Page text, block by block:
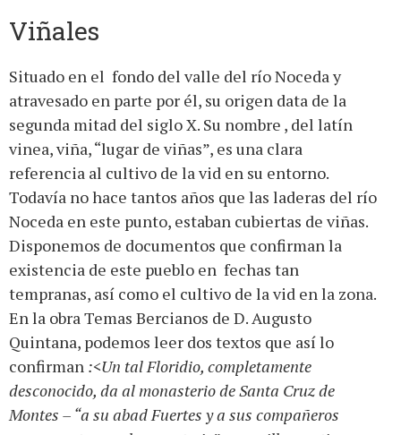
Viñales
Situado en el fondo del valle del río Noceda y
atravesado en parte por él, su origen data de la
segunda mitad del siglo X. Su nombre , del latín
vinea, viña, “lugar de viñas”, es una clara
referencia al cultivo de la vid en su entorno.
Todavía no hace tantos años que las laderas del río
Noceda en este punto, estaban cubiertas de viñas.
Disponemos de documentos que confirman la
existencia de este pueblo en fechas tan
tempranas, así como el cultivo de la vid en la zona.
En la obra Temas Bercianos de D. Augusto
Quintana, podemos leer dos textos que así lo
confirman :<Un tal Floridio, completamente
desconocido, da al monasterio de Santa Cruz de
Montes – “a su abad Fuertes y a sus compañeros